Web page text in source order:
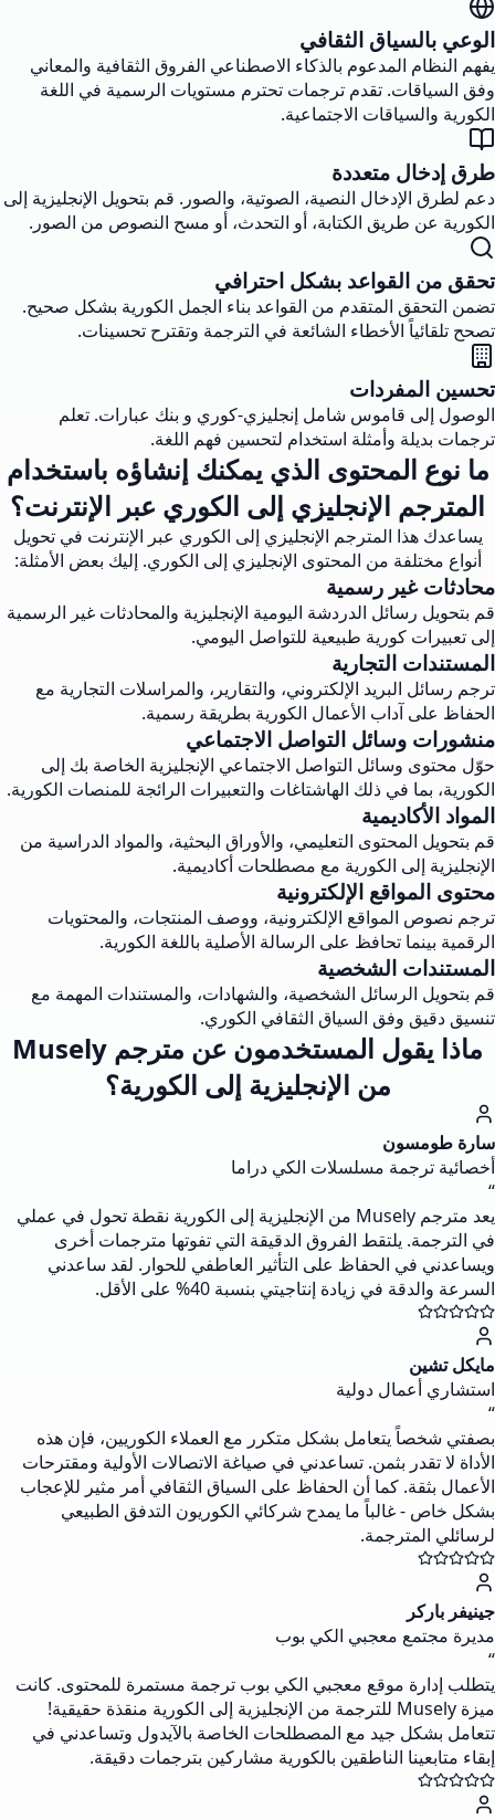
الوعي بالسياق الثقافي
يفهم النظام المدعوم بالذكاء الاصطناعي الفروق الثقافية والمعاني
وفق السياقات. تقدم ترجمات تحترم مستويات الرسمية في اللغة
الكورية والسياقات الاجتماعية.
طرق إدخال متعددة
دعم لطرق الإدخال النصية، الصوتية، والصور. قم بتحويل الإنجليزية إلى
الكورية عن طريق الكتابة، أو التحدث، أو مسح النصوص من الصور.
تحقق من القواعد بشكل احترافي
تضمن التحقق المتقدم من القواعد بناء الجمل الكورية بشكل صحيح.
تصحح تلقائياً الأخطاء الشائعة في الترجمة وتقترح تحسينات.
تحسين المفردات
الوصول إلى قاموس شامل إنجليزي-كوري و بنك عبارات. تعلم
ترجمات بديلة وأمثلة استخدام لتحسين فهم اللغة.
ما نوع المحتوى الذي يمكنك إنشاؤه باستخدام
المترجم الإنجليزي إلى الكوري عبر الإنترنت؟
يساعدك هذا المترجم الإنجليزي إلى الكوري عبر الإنترنت في تحويل
أنواع مختلفة من المحتوى الإنجليزي إلى الكوري. إليك بعض الأمثلة:
محادثات غير رسمية
قم بتحويل رسائل الدردشة اليومية الإنجليزية والمحادثات غير الرسمية
إلى تعبيرات كورية طبيعية للتواصل اليومي.
المستندات التجارية
ترجم رسائل البريد الإلكتروني، والتقارير، والمراسلات التجارية مع
الحفاظ على آداب الأعمال الكورية بطريقة رسمية.
منشورات وسائل التواصل الاجتماعي
حوّل محتوى وسائل التواصل الاجتماعي الإنجليزية الخاصة بك إلى
الكورية، بما في ذلك الهاشتاغات والتعبيرات الرائجة للمنصات الكورية.
المواد الأكاديمية
قم بتحويل المحتوى التعليمي، والأوراق البحثية، والمواد الدراسية من
الإنجليزية إلى الكورية مع مصطلحات أكاديمية.
محتوى المواقع الإلكترونية
ترجم نصوص المواقع الإلكترونية، ووصف المنتجات، والمحتويات
الرقمية بينما تحافظ على الرسالة الأصلية باللغة الكورية.
المستندات الشخصية
قم بتحويل الرسائل الشخصية، والشهادات، والمستندات المهمة مع
تنسيق دقيق وفق السياق الثقافي الكوري.
ماذا يقول المستخدمون عن مترجم Musely
من الإنجليزية إلى الكورية؟
سارة طومسون
أخصائية ترجمة مسلسلات الكي دراما
“
يعد مترجم Musely من الإنجليزية إلى الكورية نقطة تحول في عملي
في الترجمة. يلتقط الفروق الدقيقة التي تفوتها مترجمات أخرى
ويساعدني في الحفاظ على التأثير العاطفي للحوار. لقد ساعدني
السرعة والدقة في زيادة إنتاجيتي بنسبة 40% على الأقل.
مايكل تشين
استشاري أعمال دولية
“
بصفتي شخصاً يتعامل بشكل متكرر مع العملاء الكوريين، فإن هذه
الأداة لا تقدر بثمن. تساعدني في صياغة الاتصالات الأولية ومقترحات
الأعمال بثقة. كما أن الحفاظ على السياق الثقافي أمر مثير للإعجاب
بشكل خاص - غالباً ما يمدح شركائي الكوريون التدفق الطبيعي
لرسائلي المترجمة.
جينيفر باركر
مديرة مجتمع معجبي الكي بوب
“
يتطلب إدارة موقع معجبي الكي بوب ترجمة مستمرة للمحتوى. كانت
ميزة Musely للترجمة من الإنجليزية إلى الكورية منقذة حقيقية!
تتعامل بشكل جيد مع المصطلحات الخاصة بالآيدول وتساعدني في
إبقاء متابعينا الناطقين بالكورية مشاركين بترجمات دقيقة.